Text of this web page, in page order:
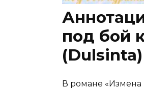
под бой
(Dulsinta)
В романе